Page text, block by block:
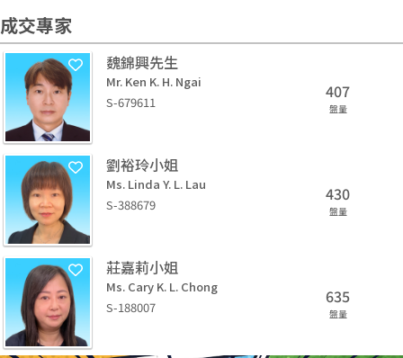
成交專家
魏錦興先生
Mr. Ken K. H. Ngai
S-679611
407
盤量
劉裕玲小姐
Ms. Linda Y. L. Lau
S-388679
430
盤量
莊嘉莉小姐
Ms. Cary K. L. Chong
S-188007
635
盤量